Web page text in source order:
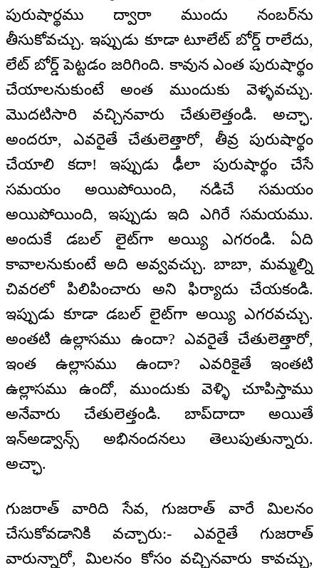
పురుషార్థము ద్వారా ముందు నంబర్‌ను
తీసుకోవచ్చు. ఇప్పుడు కూడా టూలేట్ బోర్డ్ రాలేదు,
లేట్ బోర్డ్ పెట్టడం జరిగింది. కావున ఎంత పురుషార్థం
చేయాలనుకుంటే అంత ముందుకు వెళ్ళవచ్చు.
మొదటిసారి వచ్చినవారు చేతులెత్తండి. అచ్ఛా.
అందరూ, ఎవరైతే చేతులెత్తారో, తీవ్ర పురుషార్థం
చేయాలి కదా! ఇప్పుడు ఢీలా పురుషార్థం చేసే
సమయం అయిపోయింది, నడిచే సమయం
అయిపోయింది, ఇప్పుడు ఇది ఎగిరే సమయము.
అందుకే డబల్ లైట్‌గా అయ్యి ఎగరండి. ఏది
కావాలనుకుంటే అది అవ్వవచ్చు. బాబా, మమ్మల్ని
చివరలో పిలిపించారు అని ఫిర్యాదు చేయకండి.
ఇప్పుడు కూడా డబల్ లైట్‌గా అయ్యి ఎగరవచ్చు.
అంతటి ఉల్లాసము ఉందా? ఎవరైతే చేతులెత్తారో,
ఇంత ఉల్లాసము ఉందా? ఎవరికైతే ఇంతటి
ఉల్లాసము ఉందో, ముందుకు వెళ్ళి చూపిస్తాము
అనేవారు చేతులెత్తండి. బాప్‌దాదా అయితే
ఇన్‌అడ్వాన్స్ అభినందనలు తెలుపుతున్నారు.
అచ్ఛా.
గుజరాత్ వారిది సేవ, గుజరాత్ వారే మిలనం
చేసుకోవడానికి వచ్చారు:- ఎవరైతే గుజరాత్
వారున్నారో, మిలనం కోసం వచ్చినవారు కావచ్చు,